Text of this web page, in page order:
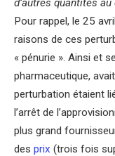
d’autres quantités
Pour rappel, le 25
raisons de ces
« pénurie ». Ainsi et
pharmaceutique,
perturbation étaient
l’arrêt de
plus grand
des prix (trois fois